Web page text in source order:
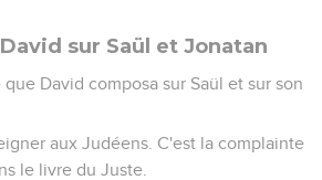
sur Saül et Jonatan
David composa sur Saül et sur son
aux Judéens. C'est la complainte
le livre du Juste.